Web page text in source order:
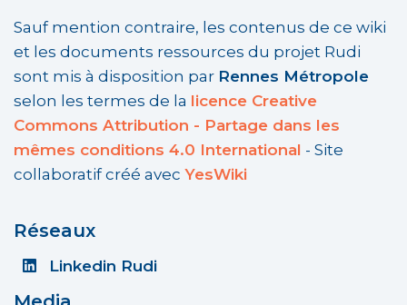
Sauf mention contraire, les contenus de ce wiki
et les documents ressources du projet Rudi
sont mis à disposition par Rennes Métropole
selon les termes de la licence Creative
Commons Attribution - Partage dans les
mêmes conditions 4.0 International - Site
collaboratif créé avec YesWiki
Réseaux
Linkedin Rudi